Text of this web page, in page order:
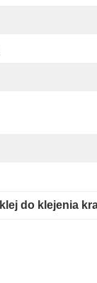
klej do klejenia